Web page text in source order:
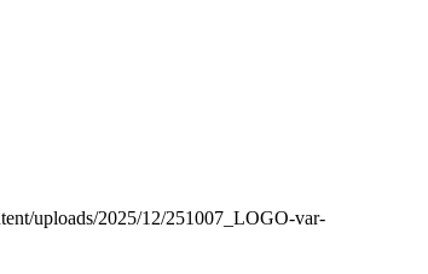
uploads/2025/12/251007_LOGO-var-